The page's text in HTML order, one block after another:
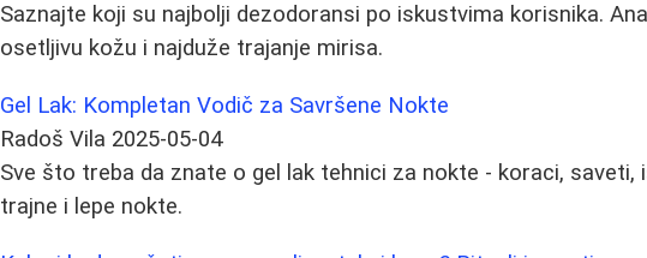
Saznajte koji su najbolji dezodoransi po iskustvima korisnika.
osetljivu kožu i najduže trajanje mirisa.
Gel Lak: Kompletan Vodič za Savršene Nokte
Radoš Vila 2025-05-04
Sve što treba da znate o gel lak tehnici za nokte - koraci, saveti,
trajne i lepe nokte.